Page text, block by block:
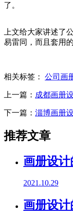
了。
上文给大家讲述了
易雷同，而且套用
相关标签： 公司画
上一篇： 成都画册
下一篇： 淄博画册
推荐文章
画册设
2021.10.29
画册设